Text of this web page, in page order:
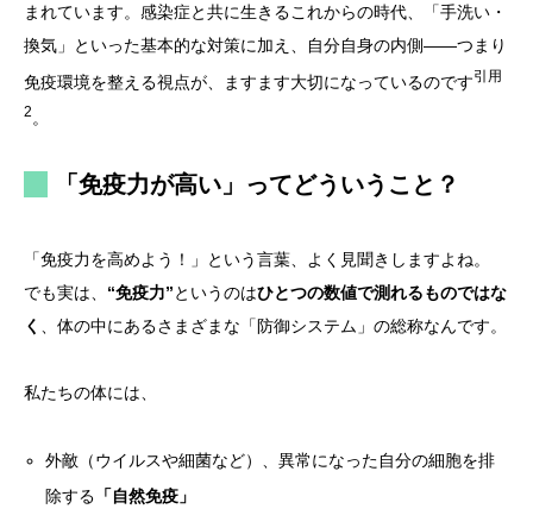
まれています。感染症と共に生きるこれからの時代、「手洗い・
換気」といった基本的な対策に加え、自分自身の内側——つまり
免疫環境を整える視点が、ますます大切になっているのです引用
2 。
「免疫力が高い」ってどういうこと？
「免疫力を高めよう！」という言葉、よく見聞きしますよね。
でも実は、 “免疫力”というのはひとつの数値で測れるものではな
く
、体の中にあるさまざまな「防御システム」の総称なんです。
私たちの体には、
外敵（ウイルスや細菌など）、異常になった自分の細胞を排
除する 「自然免疫」